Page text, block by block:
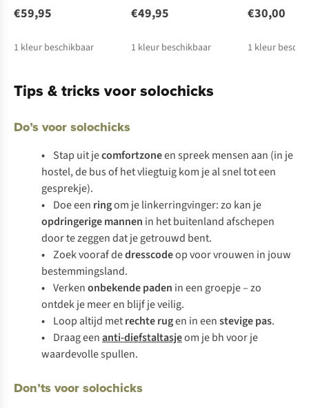
€59,95
1 kleur beschikbaar
€49,95
1 kleur beschikbaar
€30,00
1 kleur
Tips & tricks voor solochicks
Do’s voor solochicks
• Stap uit jecomfortzoneen spreek mensen aan (in je
hostel, de bus of het vliegtuig kom je al snel tot een
gesprekje).
• Doe een ringom je linkerringvinger: zo kan je
opdringerige mannen in het buitenland afschepen
door te zeggen dat je getrouwd bent.
• Zoek vooraf dedresscodeop voor vrouwen in jouw
bestemmingsland.
• Verkenonbekende paden in een groepje – zo
ontdek je meer en blijf je veilig.
• Loop altijd metrechte rugen in eenstevige pas.
• Draag eenanti-diefstaltasjeom je bh voor je
waardevolle spullen.
Don’ts voor solochicks